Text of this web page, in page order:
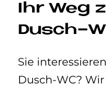
Ihr Weg
Dusch-
Sie
Dusch-WC?